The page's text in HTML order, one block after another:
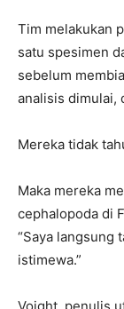
Tim melakukan
satu spesimen
sebelum
analisis dimulai,
Mereka tidak
Maka mereka
cephalopoda di
“Saya langsung
istimewa.”